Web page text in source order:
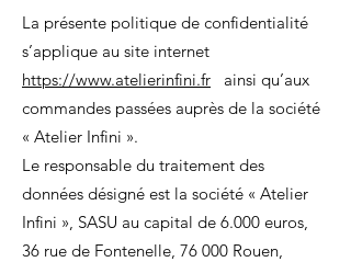
La présente politique de confidentialité
s’applique au site internet
https://www.atelierinfini.fr ainsi qu’aux
commandes passées auprès de la société
« Atelier Infini ».
Le responsable du traitement des
données désigné est la société « Atelier
Infini », SASU au capital de 6.000 euros,
36 rue de Fontenelle, 76 000 Rouen,